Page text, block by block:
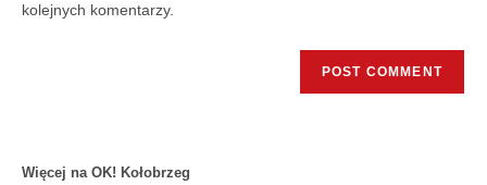
kolejnych komentarzy.
Więcej na OK! Kołobrzeg